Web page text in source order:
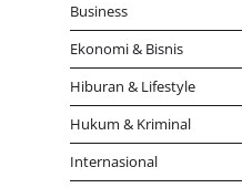
Business
Ekonomi & Bisnis
Hiburan & Lifestyle
Hukum & Kriminal
Internasional